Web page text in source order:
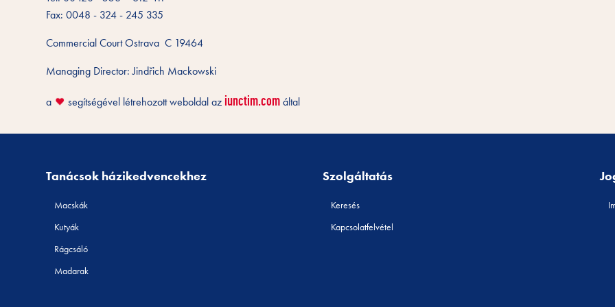
Fax: 0048 - 324 - 245 335
Commercial Court Ostrava C 19464
Managing Director: Jindřich Mackowski
a ❤️ segítségével létrehozott weboldal az iunctim.comáltal
Tanácsok házikedvencekhez
Macskák
Kutyák
Rágcsáló
Madarak
Szolgáltatás
Keresés
Kapcsolatfelvétel